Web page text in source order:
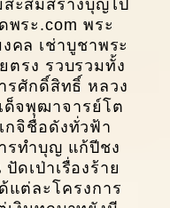
ะสมสร้างบุญไป
พระ.com พระ
คล เช่าบูชาพระ
ตรง รวบรวมทั้ง
รศักดิ์สิทธิ์ หลวง
ด็จพุฒาจารย์โต
กจิชื่อดังทั่วฟ้า
รทำบุญ แก้ปีชง
ดเป่าเรื่องร้าย
แต่ละโครงการ